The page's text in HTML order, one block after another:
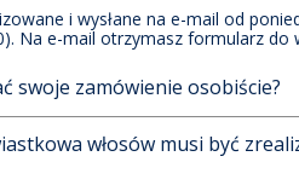
i wysłane na e-mail od
Na e-mail otrzymasz formularz
swoje zamówienie osobiście?
włosów musi być